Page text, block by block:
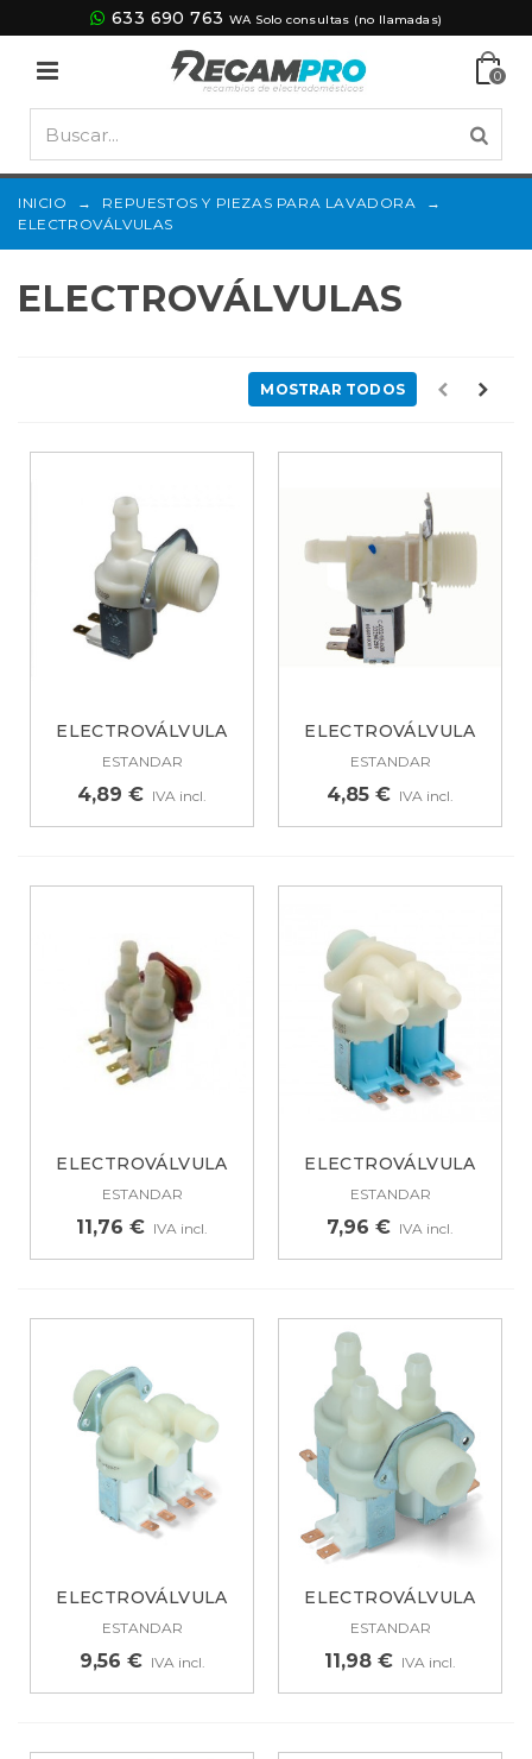
633 690 763 WA Solo consultas (no llamadas)
0
INICIO → REPUESTOS Y PIEZAS PARA LAVADORA
→
ELECTROVÁLVULAS
ELECTROVÁLVULAS
MOSTRAR TODOS
ELECTROVÁLVULA
PARA LAVADORA...
ESTANDAR
4,89 € IVA incl.
ELECTROVÁLVULA
UNIVERSAL 1 VIA...
ESTANDAR
4,85 € IVA incl.
ELECTROVÁLVULA
UNIVERSAL PARA...
ESTANDAR
11,76 € IVA incl.
ELECTROVÁLVULA
PARA LAVADORA 2...
ESTANDAR
7,96 € IVA incl.
ELECTROVÁLVULA
PARA LAVADORA...
ESTANDAR
9,56 € IVA incl.
ELECTROVÁLVULA
UNIVERSAL PARA...
ESTANDAR
11,98 € IVA incl.